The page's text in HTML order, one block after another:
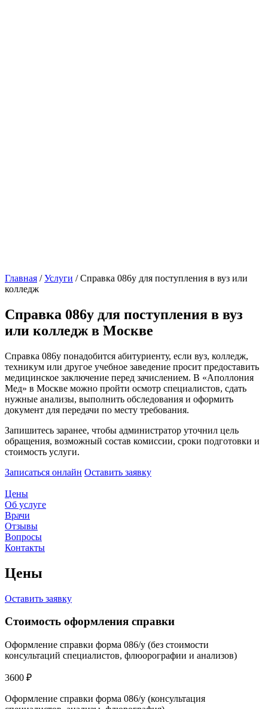
Главная /Услуги /Справка 086у для поступления в вуз или
колледж
Справка 086у для поступления в вуз
или колледж в Москве
Справка 086у понадобится абитуриенту, если вуз, колледж,
техникум или другое учебное заведение просит предоставить
медицинское заключение перед зачислением. В «Аполлония
Мед» в Москве можно пройти осмотр специалистов, сдать
нужные анализы, выполнить обследования и оформить
документ для передачи по месту требования.
Запишитесь заранее, чтобы администратор уточнил цель
обращения, возможный состав комиссии, сроки подготовки и
стоимость услуги.
Записаться онлайн Оставить заявку
Цены
Об услуге
Врачи
Отзывы
Вопросы
Контакты
Цены
Оставить заявку
Стоимость оформления справки
Оформление справки форма 086/у (без стоимости
консультаций специалистов, флюорографии и анализов)
3600 ₽
Оформление справки форма 086/у (консультация